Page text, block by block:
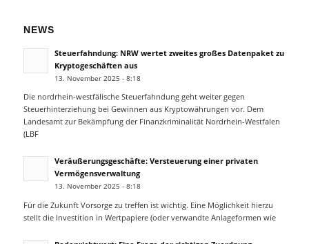
NEWS
Steuerfahndung: NRW wertet zweites großes Datenpaket zu
Kryptogeschäften aus
13. November 2025 - 8:18
Die nordrhein-westfälische Steuerfahndung geht weiter gegen
Steuerhinterziehung bei Gewinnen aus Kryptowährungen vor. Dem
Landesamt zur Bekämpfung der Finanzkriminalität Nordrhein-Westfalen
(LBF
Veräußerungsgeschäfte: Versteuerung einer privaten
Vermögensverwaltung
13. November 2025 - 8:18
Für die Zukunft Vorsorge zu treffen ist wichtig. Eine Möglichkeit hierzu
stellt die Investition in Wertpapiere (oder verwandte Anlageformen wie